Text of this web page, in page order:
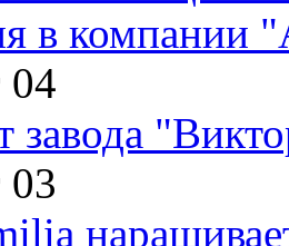
в компании
04
завода
03